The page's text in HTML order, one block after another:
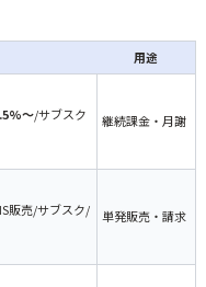
用途
〜/サブスク
継続課金・月謝
販売/サブスク/
単発販売・請求